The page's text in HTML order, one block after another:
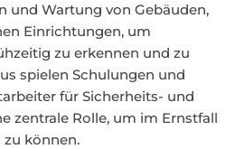
und Wartung von Gebäuden,
Einrichtungen, um
zu erkennen und zu
spielen Schulungen und
für Sicherheits- und
zentrale Rolle, um im Ernstfall
zu können.